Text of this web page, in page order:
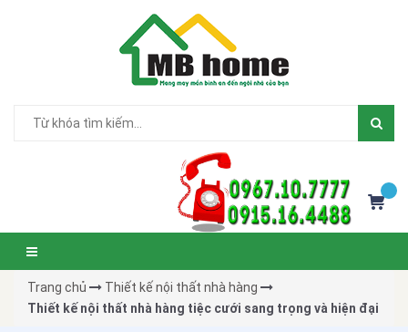
Trang chủ
Thiết kế nội thất nhà hàng
Thiết kế nội thất nhà hàng tiệc cưới sang trọng và hiện đại